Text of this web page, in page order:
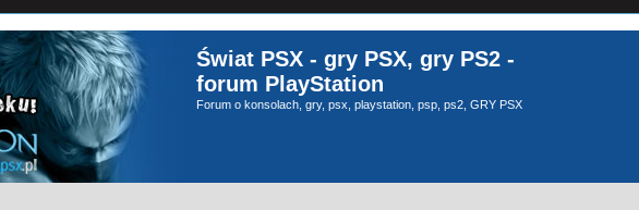
Świat PSX - gry PSX, gry PS2 -
forum PlayStation
Forum o konsolach, gry, psx, playstation, psp, ps2, GRY PSX